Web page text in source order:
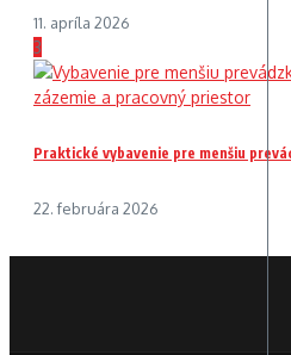
11. apríla 2026
3
Praktické vybavenie pre menšiu
22. februára 2026